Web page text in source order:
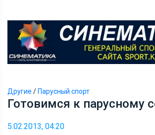
Другие / Парусный спорт
Готовимся к парусному
5.02.2013, 04:20